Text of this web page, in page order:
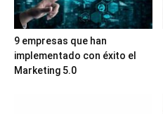
9 empresas que han
implementado con éxito el
Marketing 5.0